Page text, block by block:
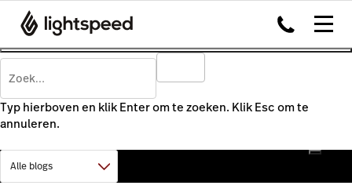
Typ hierboven en klik Enter om te zoeken. Klik Esc om te
annuleren.